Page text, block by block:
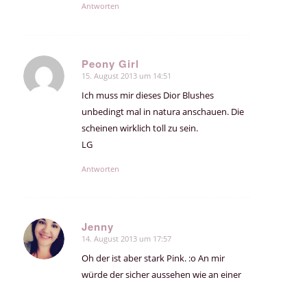
Antworten
Peony Girl
sagte:
15. August 2013 um 14:51
Ich muss mir dieses Dior Blushes
unbedingt mal in natura anschauen. Die
scheinen wirklich toll zu sein.
LG
Antworten
Jenny
sagte:
14. August 2013 um 17:57
Oh der ist aber stark Pink. :o An mir
würde der sicher aussehen wie an einer